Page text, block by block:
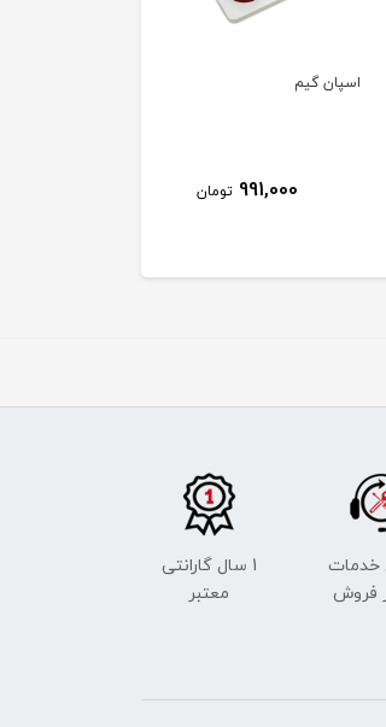
اسپان گیم
991,000 تومان
خدمات
فروش
1 سال گارانتی
معتبر